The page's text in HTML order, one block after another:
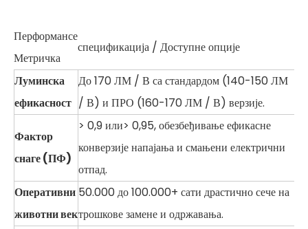
Перформансе
Метричка
спецификација / Доступне опције
Луминска
ефикасност
До 170 ЛМ / В са стандардом (140-150 ЛМ
/ В) и ПРО (160-170 ЛМ / В) верзије.
Фактор
снаге (ПФ)
> 0,9 или> 0,95, обезбеђивање ефикасне
конверзије напајања и смањени електрични
отпад.
Оперативни
животни век
50.000 до 100.000+ сати драстично сече на
трошкове замене и одржавања.